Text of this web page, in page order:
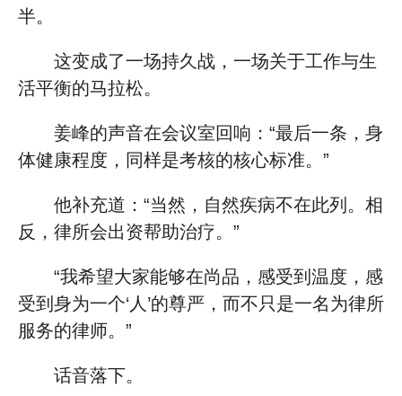
半。
这变成了一场持久战，一场关于工作与生
活平衡的马拉松。
姜峰的声音在会议室回响：“最后一条，身
体健康程度，同样是考核的核心标准。”
他补充道：“当然，自然疾病不在此列。相
反，律所会出资帮助治疗。”
“我希望大家能够在尚品，感受到温度，感
受到身为一个‘人’的尊严，而不只是一名为律所
服务的律师。”
话音落下。